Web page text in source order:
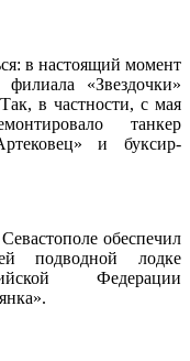
в настоящий момент
филиала «Звездочки»
в частности, с мая
танкер
и буксир-
обеспечил
подводной лодке
Федерации